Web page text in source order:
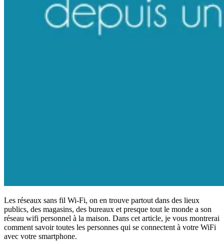
Les réseaux sans fil Wi-Fi, on en trouve partout dans des lieux
publics, des magasins, des bureaux et presque tout le monde a son
réseau wifi personnel à la maison. Dans cet article, je vous montrerai
comment savoir toutes les personnes qui se connectent à votre WiFi
avec votre smartphone.